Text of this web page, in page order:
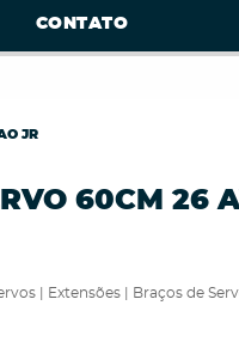
CONTATO
JR
60CM 26
| Extensões | Braços de